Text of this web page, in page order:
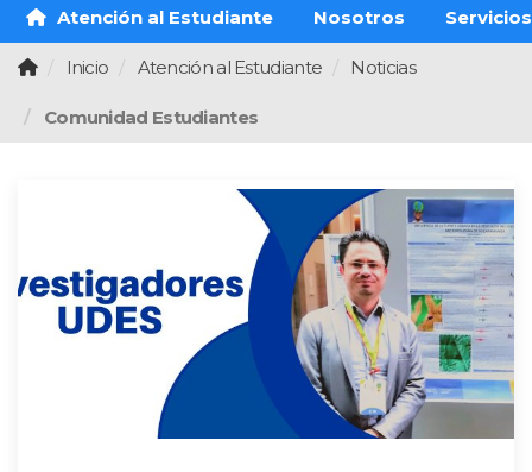
Atención al Estudiante Nosotros Servicios
Inicio Atención al Estudiante Noticias
Comunidad Estudiantes